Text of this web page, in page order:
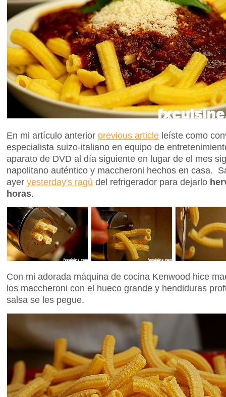
En mi artículo anterior previous article leíste como
especialista suizo-italiano en equipo de
aparato de DVD al día siguiente en lugar de el mes
napolitano auténtico y maccheroni hechos en casa.
ayer yesterday's ragù del refrigerador para dejarlo
horas.
Con mi adorada máquina de cocina Kenwood hice
los maccheroni con el hueco grande y hendiduras
salsa se les pegue.